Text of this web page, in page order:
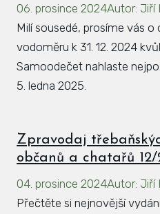
06. prosince 2024Autor: Jiří
Milí sousedé, prosíme vás
vodoměru k 31. 12. 2024
Samoodečet nahlaste
5. ledna 2025.
Zpravodaj
občanů a chatařů 12/
04. prosince 2024Autor: Jiří
Přečtěte si nejnovější